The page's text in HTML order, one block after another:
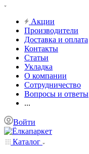
Акции
Производители
Доставка и оплата
Контакты
Статьи
Укладка
О компании
Сотрудничество
Вопросы и ответы
...
Войти
Каталог